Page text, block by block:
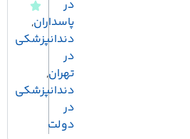
پاسداران,
دندانپزشکی
تهران,
دندانپزشکی
دولت